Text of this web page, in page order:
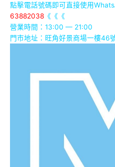
點擊電話號碼即可直接使用
63882038 《《《
營業時間：13:00 — 21:00
門市地址： 旺角好景商場一樓46